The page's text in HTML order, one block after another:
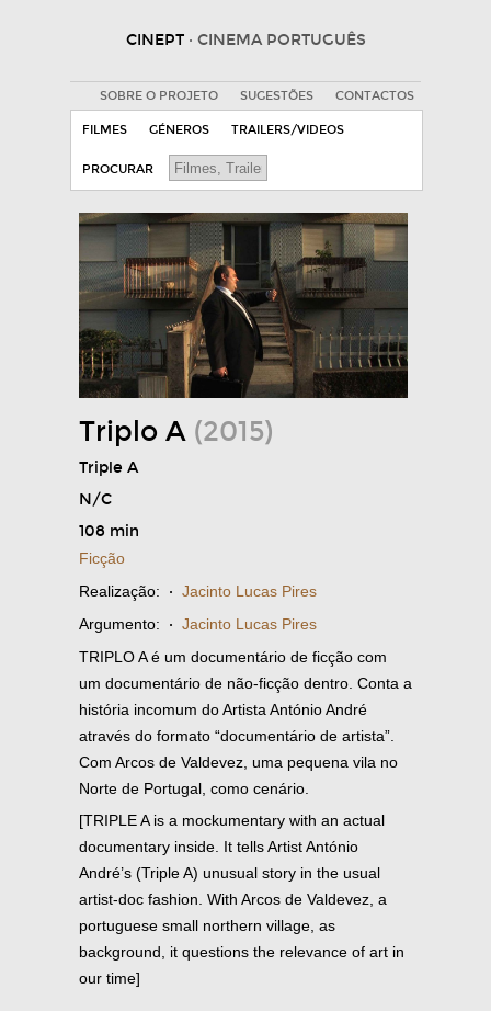
CINEPT · CINEMA PORTUGUÊS
SOBRE O PROJETO SUGESTÕES CONTACTOS
FILMES GÉNEROS TRAILERS/VIDEOS
PROCURAR
Triplo A (2015)
Triple A
N/C
108 min
Ficção
Realização: · Jacinto Lucas Pires
Argumento: · Jacinto Lucas Pires
TRIPLO A é um documentário de ficção com
um documentário de não-ficção dentro. Conta a
história incomum do Artista António André
através do formato “documentário de artista”.
Com Arcos de Valdevez, uma pequena vila no
Norte de Portugal, como cenário.
[TRIPLE A is a mockumentary with an actual
documentary inside. It tells Artist António
André’s (Triple A) unusual story in the usual
artist-doc fashion. With Arcos de Valdevez, a
portuguese small northern village, as
background, it questions the relevance of art in
our time]